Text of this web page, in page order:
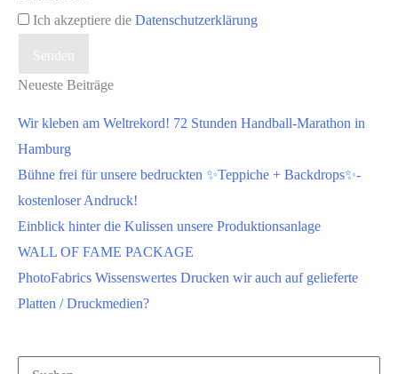
Ich akzeptiere die Datenschutzerklärung
Senden
Neueste Beiträge
Wir kleben am Weltrekord! 72 Stunden Handball-Marathon in
Hamburg
Bühne frei für unsere bedruckten ✨Teppiche + Backdrops✨-
kostenloser Andruck!
Einblick hinter die Kulissen unsere Produktionsanlage
WALL OF FAME PACKAGE
PhotoFabrics Wissenswertes Drucken wir auch auf gelieferte
Platten / Druckmedien?
Suchen